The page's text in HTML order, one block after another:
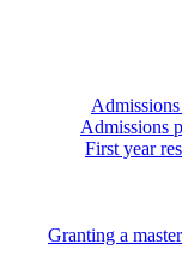
Admissions
First year
Granting a